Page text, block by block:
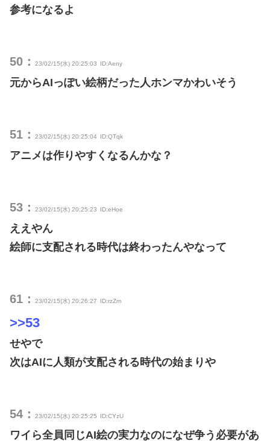
参考になるよ
50： 23/02/15(水) 20:25:03 ID:Aeny
元からAIっぽい絵柄だった人ホンマかわいそう
51： 23/02/15(水) 20:25:04 ID:QTqk
アニメは作りやすくなるんかな？
53： 23/02/15(水) 20:25:23 ID:eHoe
ええやん
絵師に支配される時代は終わったんやなって
61： 23/02/15(水) 20:26:27 ID:rzZm
>>53
せやで
次はAIに人類が支配される時代の始まりや
54： 23/02/15(水) 20:25:25 ID:CYzU
ワイら全員同じAI絵の実力なのになぜ争う必要があ